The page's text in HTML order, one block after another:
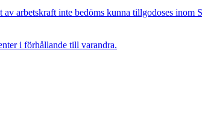
arbetskraft inte bedöms kunna tillgodoses
i förhållande till varandra.